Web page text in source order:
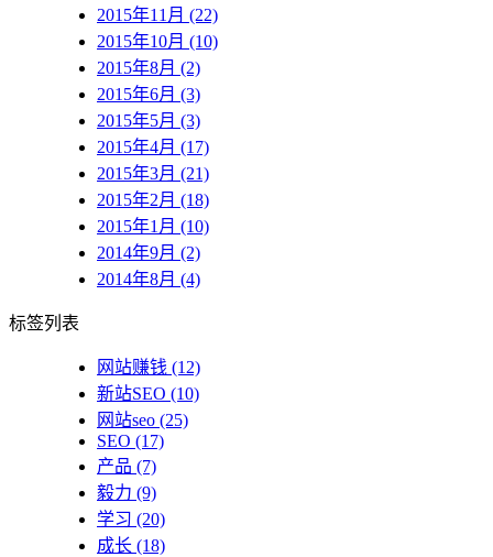
2015年11月 (22)
2015年10月 (10)
2015年8月 (2)
2015年6月 (3)
2015年5月 (3)
2015年4月 (17)
2015年3月 (21)
2015年2月 (18)
2015年1月 (10)
2014年9月 (2)
2014年8月 (4)
标签列表
网站赚钱 (12)
新站SEO (10)
网站seo (25)
SEO (17)
产品 (7)
毅力 (9)
学习 (20)
成长 (18)